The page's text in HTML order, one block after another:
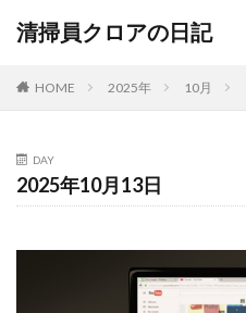
清掃員クロアの日記
HOME 2025年 10月
DAY
2025年10月13日